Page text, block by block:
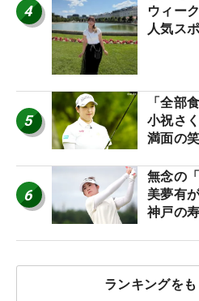
4
ウィー
人気ス
5
「全部
小祝さ
満面の
6
無念の
美夢有
神戸の
ランキングを